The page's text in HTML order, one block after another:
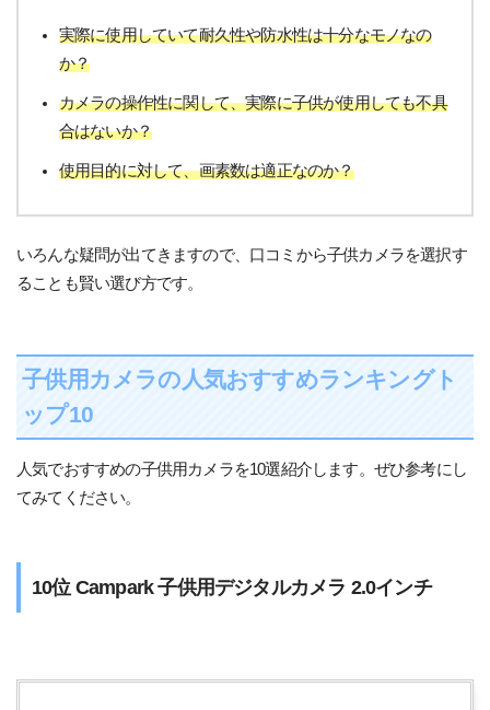
実際に使用していて耐久性や防水性は十分なモノなの
か？
カメラの操作性に関して、実際に子供が使用しても不具
合はないか？
使用目的に対して、画素数は適正なのか？
いろんな疑問が出てきますので、口コミから子供カメラを選択す
ることも賢い選び方です。
子供用カメラの人気おすすめランキングト
ップ10
人気でおすすめの子供用カメラを10選紹介します。ぜひ参考にし
てみてください。
10位 Campark 子供用デジタルカメラ 2.0インチ